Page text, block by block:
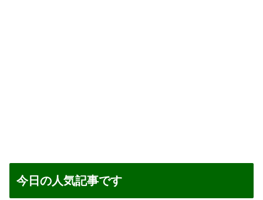
今日の人気記事です